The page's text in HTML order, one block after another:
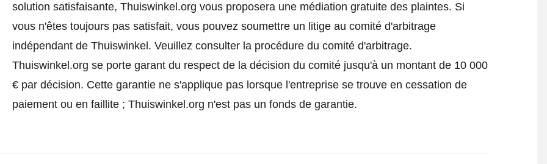
solution satisfaisante, Thuiswinkel.org vous proposera une médiation gratuite des plaintes. Si
vous n'êtes toujours pas satisfait, vous pouvez soumettre un litige au comité d'arbitrage
indépendant de Thuiswinkel. Veuillez consulter la procédure du comité d'arbitrage.
Thuiswinkel.org se porte garant du respect de la décision du comité jusqu'à un montant de 10 000
€ par décision. Cette garantie ne s'applique pas lorsque l'entreprise se trouve en cessation de
paiement ou en faillite ; Thuiswinkel.org n'est pas un fonds de garantie.